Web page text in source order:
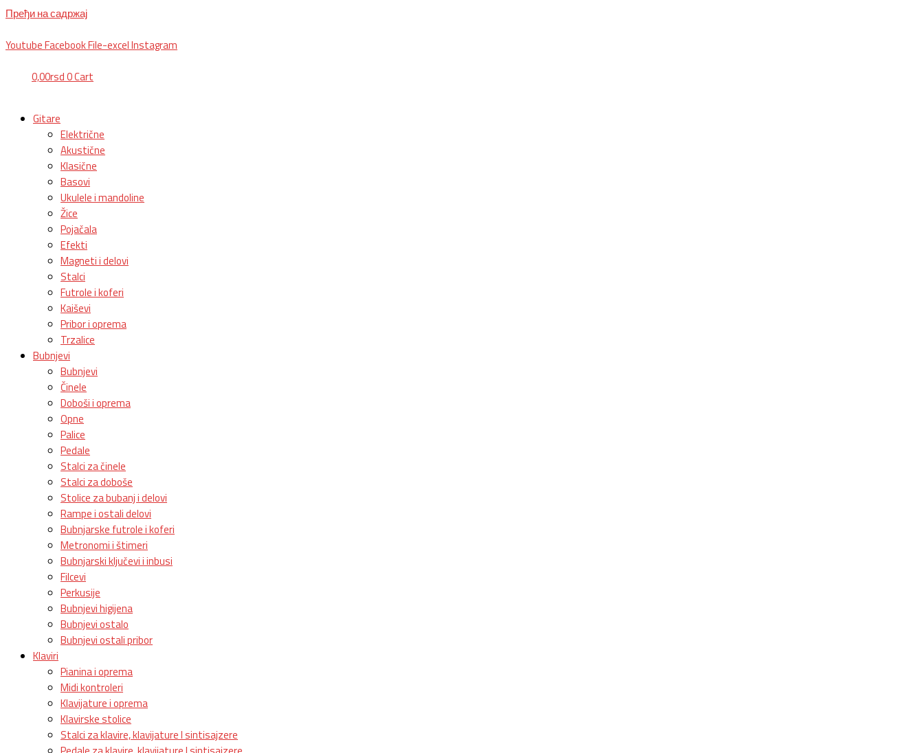
Пређи на садржај
YoutubeFacebookFile-excelInstagram
0,00rsd0Cart
Gitare
Električne
Akustične
Klasične
Basovi
Ukulele i mandoline
Žice
Pojačala
Efekti
Magneti i delovi
Stalci
Futrole i koferi
Kaiševi
Pribor i oprema
Trzalice
Bubnjevi
Bubnjevi
Činele
Doboši i oprema
Opne
Palice
Pedale
Stalci za činele
Stalci za doboše
Stolice za bubanj i delovi
Rampe i ostali delovi
Bubnjarske futrole i koferi
Metronomi i štimeri
Bubnjarski ključevi i inbusi
Filcevi
Perkusije
Bubnjevi higijena
Bubnjevi ostalo
Bubnjevi ostali pribor
Klaviri
Pianina i oprema
Midi kontroleri
Klavijature i oprema
Klavirske stolice
Stalci za klavire, klavijature I sintisajzere